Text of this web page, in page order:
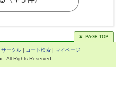
サークル| コート検索| マイページ
All Rights Reserved.